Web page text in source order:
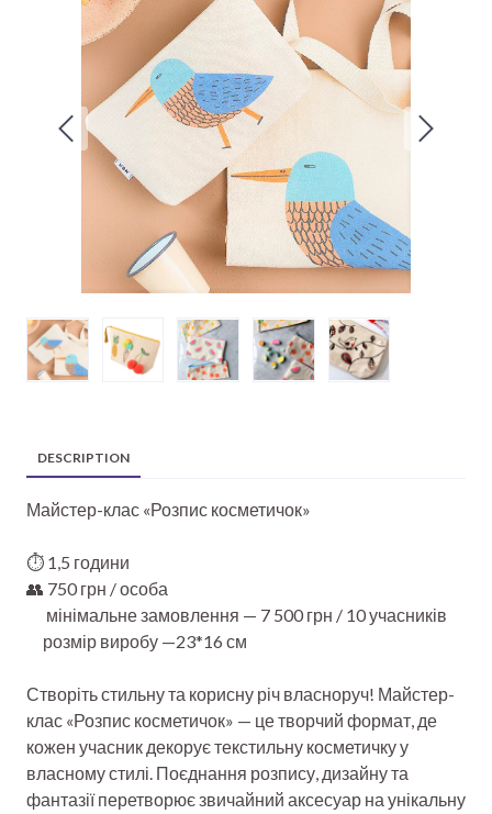
DESCRIPTION
Майстер-клас «Розпис косметичок»
⏱️ 1,5 години
👥 750 грн / особа
мінімальне замовлення — 7 500 грн / 10 учасників
розмір виробу —23*16 см
Створіть стильну та корисну річ власноруч! Майстер-
клас «Розпис косметичок» — це творчий формат, де
кожен учасник декорує текстильну косметичку у
власному стилі. Поєднання розпису, дизайну та
фантазії перетворює звичайний аксесуар на унікальну